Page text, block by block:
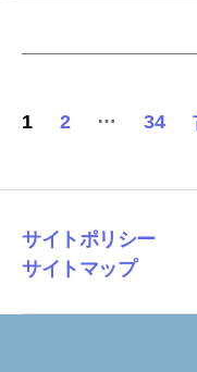
投
の
ペ
ー
1 2 … 34
サイトポリシー
サイトマップ